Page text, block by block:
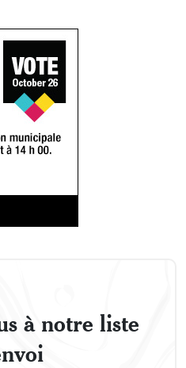
à notre liste